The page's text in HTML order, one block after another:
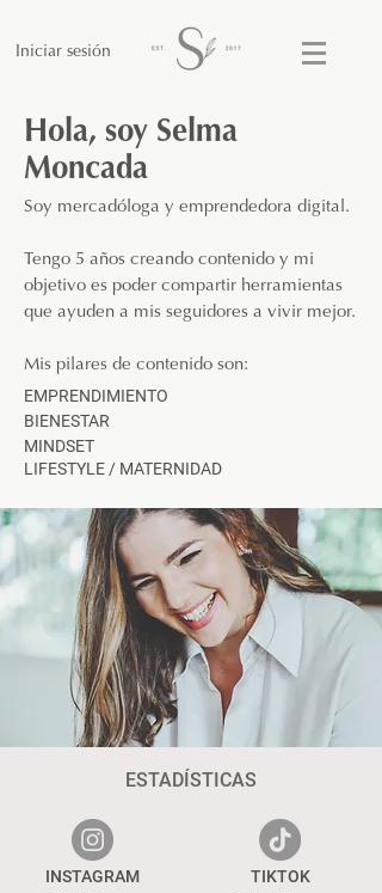
Iniciar sesión
Hola, soy Selma
Moncada
Soy mercadóloga y emprendedora digital.
Tengo 5 años creando contenido y mi
objetivo es poder compartir herramientas
que ayuden a mis seguidores a vivir mejor.
Mis pilares de contenido son:
EMPRENDIMIENTO
BIENESTAR
MINDSET
LIFESTYLE / MATERNIDAD
ESTADÍSTICAS
INSTAGRAM TIKTOK